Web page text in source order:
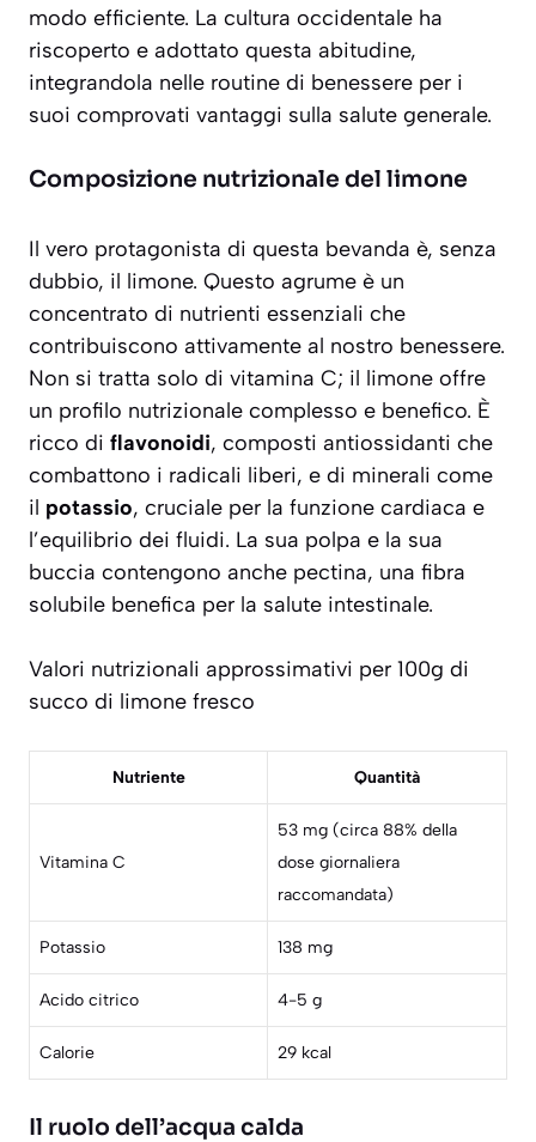
modo efficiente. La cultura occidentale ha
riscoperto e adottato questa abitudine,
integrandola nelle routine di benessere per i
suoi comprovati vantaggi sulla salute generale.
Composizione nutrizionale del limone
Il vero protagonista di questa bevanda è, senza
dubbio, il limone. Questo agrume è un
concentrato di nutrienti essenziali che
contribuiscono attivamente al nostro benessere.
Non si tratta solo di vitamina C; il limone offre
un profilo nutrizionale complesso e benefico. È
ricco di flavonoidi, composti antiossidanti che
combattono i radicali liberi, e di minerali come
il potassio, cruciale per la funzione cardiaca e
l’equilibrio dei fluidi. La sua polpa e la sua
buccia contengono anche pectina, una fibra
solubile benefica per la salute intestinale.
Valori nutrizionali approssimativi per 100g di
succo di limone fresco
Nutriente Quantità
Vitamina C
53 mg (circa 88% della
dose giornaliera
raccomandata)
Potassio 138 mg
Acido citrico 4-5 g
Calorie 29 kcal
Il ruolo dell’acqua calda